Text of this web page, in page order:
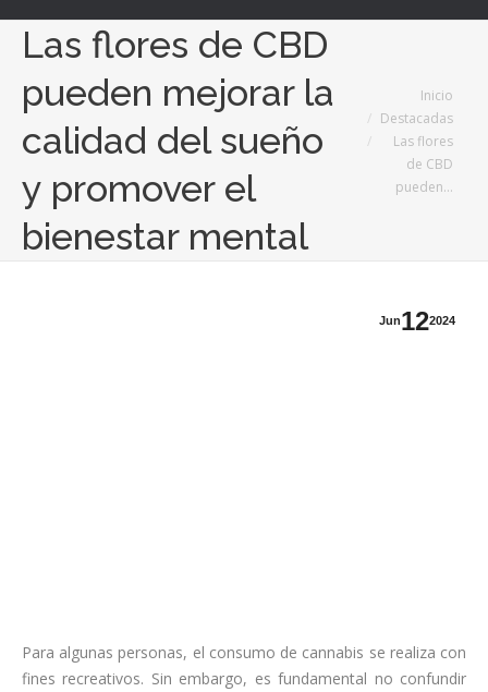
Las flores de CBD
pueden mejorar la
calidad del sueño
y promover el
bienestar mental
Inicio
Destacadas
Las flores
de CBD
pueden…
Jun122024
Para algunas personas, el consumo de cannabis se realiza con
fines recreativos. Sin embargo, es fundamental no confundir